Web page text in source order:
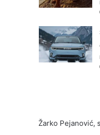
Žarko Pejanović,